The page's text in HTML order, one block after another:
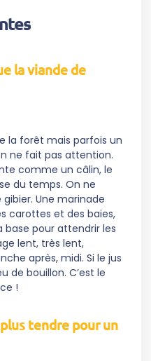
la viande de
la forêt mais parfois un
ne fait pas attention.
comme un câlin, le
du temps. On ne
Une marinade
carottes et des baies,
base pour attendrir les
lent, très lent,
après, midi. Si le jus
de bouillon. C’est le
!
tendre pour un